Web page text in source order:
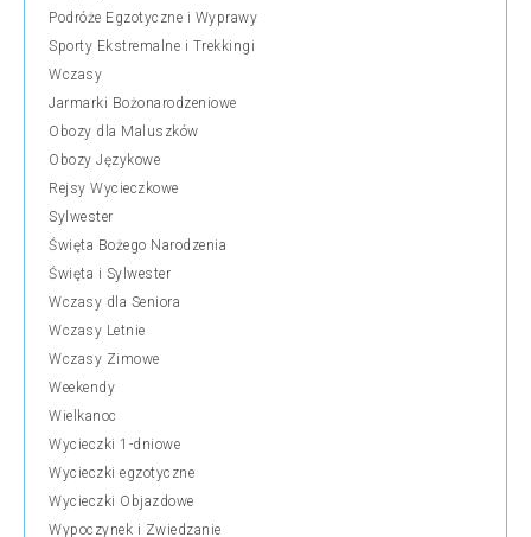
Podróże Egzotyczne i Wyprawy
Sporty Ekstremalne i Trekkingi
Wczasy
Jarmarki Bożonarodzeniowe
Obozy dla Maluszków
Obozy Językowe
Rejsy Wycieczkowe
Sylwester
Święta Bożego Narodzenia
Święta i Sylwester
Wczasy dla Seniora
Wczasy Letnie
Wczasy Zimowe
Weekendy
Wielkanoc
Wycieczki 1-dniowe
Wycieczki egzotyczne
Wycieczki Objazdowe
Wypoczynek i Zwiedzanie